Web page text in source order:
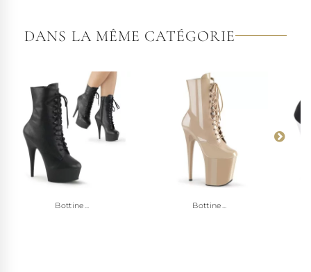
DANS LA MÊME CATÉGORIE
Bottine... Bottine...